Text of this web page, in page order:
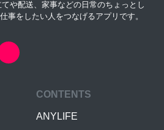
や配送、家事などの日常のちょっとし
事をしたい人をつなげるアプリです。
CONTENTS
ANYLIFE